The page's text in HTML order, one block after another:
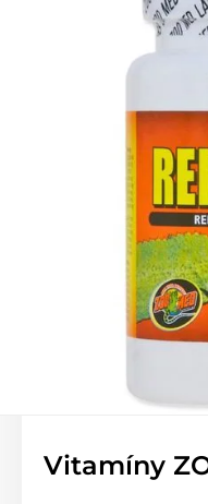
Vitamíny